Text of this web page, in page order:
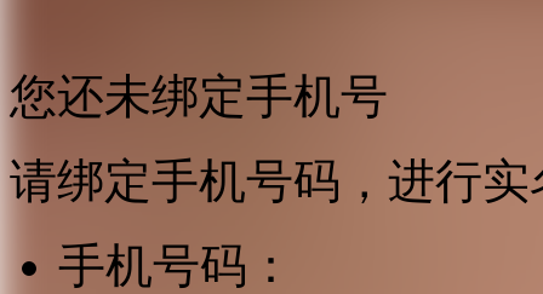
您还未绑定手机号
请绑定手机号码，进行
手机号码：